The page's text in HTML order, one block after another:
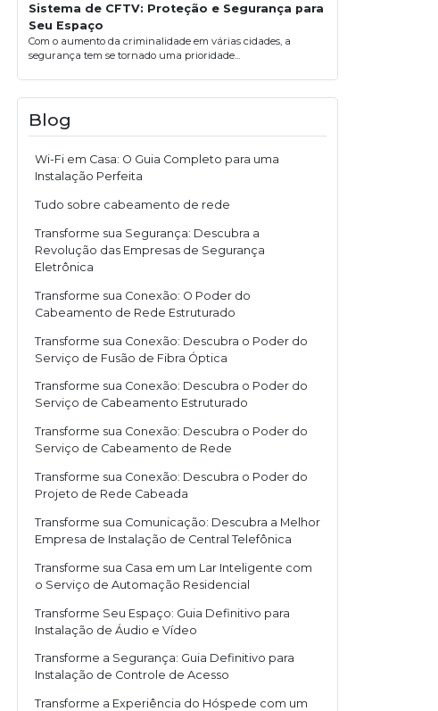
Sistema de CFTV: Proteção e Segurança para
Seu Espaço
Com o aumento da criminalidade em várias cidades, a
segurança tem se tornado uma prioridade...
Blog
Wi-Fi em Casa: O Guia Completo para uma
Instalação Perfeita
Tudo sobre cabeamento de rede
Transforme sua Segurança: Descubra a
Revolução das Empresas de Segurança
Eletrônica
Transforme sua Conexão: O Poder do
Cabeamento de Rede Estruturado
Transforme sua Conexão: Descubra o Poder do
Serviço de Fusão de Fibra Óptica
Transforme sua Conexão: Descubra o Poder do
Serviço de Cabeamento Estruturado
Transforme sua Conexão: Descubra o Poder do
Serviço de Cabeamento de Rede
Transforme sua Conexão: Descubra o Poder do
Projeto de Rede Cabeada
Transforme sua Comunicação: Descubra a Melhor
Empresa de Instalação de Central Telefônica
Transforme sua Casa em um Lar Inteligente com
o Serviço de Automação Residencial
Transforme Seu Espaço: Guia Definitivo para
Instalação de Áudio e Vídeo
Transforme a Segurança: Guia Definitivo para
Instalação de Controle de Acesso
Transforme a Experiência do Hóspede com um